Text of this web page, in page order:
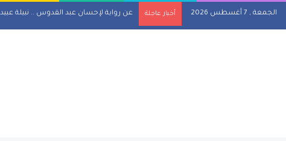
الجمعة , 7 أغسطس 2026 أخبار عاجلة عن رواية لإحسان عبد القدوس .. نبيلة